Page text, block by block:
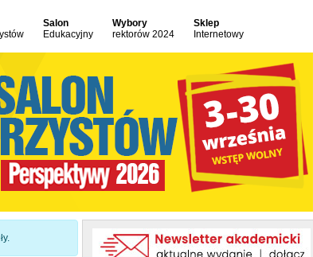
Salon
Edukacyjny
Wybory
rektorów 2024
Sklep
Internetowy